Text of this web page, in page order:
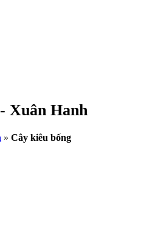
Xuân Hanh
» Cây kiêu bống